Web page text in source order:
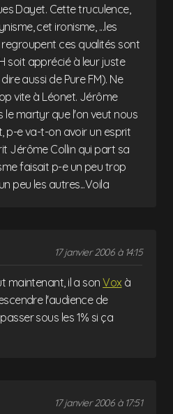
Dayet. Cette truculence,
cet ironisme, ...les
ces qualités sont
soit apprécié à leur juste
aussi de Pure FM). Ne
vite à Léonet. Jérôme
le martyr que l'on veut nous
p-e va-t-on avoir un esprit
Jérôme Collin qui part sa
faisait p-e un peu trop
peu les autres...Voila
17 janvier 2006 à 14:15
maintenant, il a sonVox à
l'audience de
sous les 1% si ça
17 janvier 2006 à 17:51